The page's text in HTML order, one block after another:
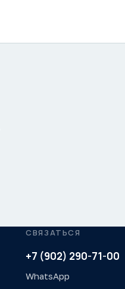
СВЯЗАТЬСЯ
+7 (902) 290-71-00
WhatsApp